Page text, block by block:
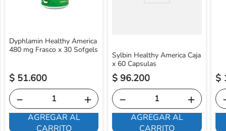
Dyphlamin Healthy America
480 mg Frasco x 30 Sofgels
$ 51.600
＋
－
AGREGAR AL
CARRITO
Sylbin Healthy America Caja
x 60 Capsulas
$ 96.200
＋
－
AGREGAR AL
CARRITO
$